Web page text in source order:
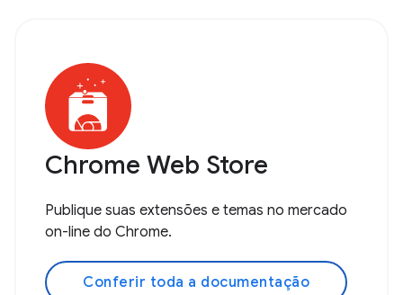
Chrome Web Store
Publique suas extensões e temas no mercado
on-line do Chrome.
Conferir toda a documentação